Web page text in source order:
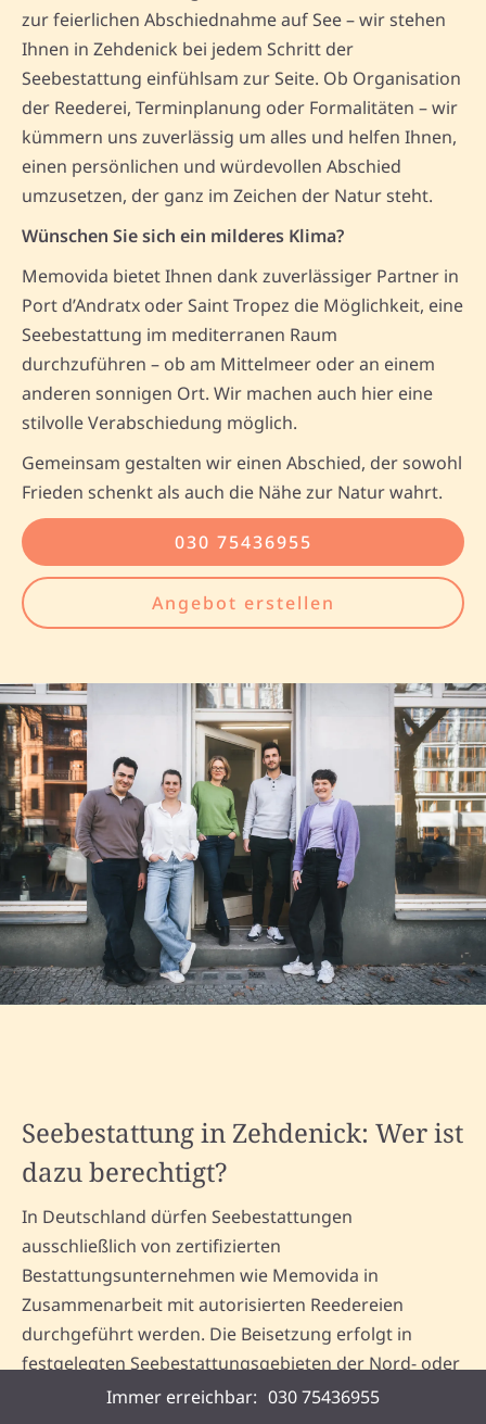
zur feierlichen Abschiednahme auf See – wir stehen
Ihnen in Zehdenick bei jedem Schritt der
Seebestattung einfühlsam zur Seite. Ob Organisation
der Reederei, Terminplanung oder Formalitäten – wir
kümmern uns zuverlässig um alles und helfen Ihnen,
einen persönlichen und würdevollen Abschied
umzusetzen, der ganz im Zeichen der Natur steht.
Wünschen Sie sich ein milderes Klima?
Memovida bietet Ihnen dank zuverlässiger Partner in
Port d’Andratx oder Saint Tropez die Möglichkeit, eine
Seebestattung im mediterranen Raum
durchzuführen – ob am Mittelmeer oder an einem
anderen sonnigen Ort. Wir machen auch hier eine
stilvolle Verabschiedung möglich.
Gemeinsam gestalten wir einen Abschied, der sowohl
Frieden schenkt als auch die Nähe zur Natur wahrt.
030 75436955
Angebot erstellen
Seebestattung in Zehdenick: Wer ist
dazu berechtigt?
In Deutschland dürfen Seebestattungen
ausschließlich von zertifizierten
Bestattungsunternehmen wie Memovida in
Zusammenarbeit mit autorisierten Reedereien
durchgeführt werden. Die Beisetzung erfolgt in
festgelegten Seebestattungsgebieten der Nord- oder
Ostsee. Auch internationale Beisetzungen – etwa im
Immer erreichbar: 030 75436955